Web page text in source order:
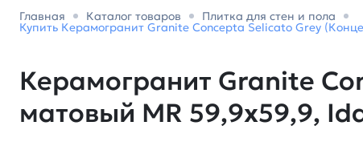
Главная Каталог товаров Плитка для стен и пола
Купить Керамогранит Granite Concepta Selicato Grey
Керамогранит Granite
матовый MR 59,9х59,9,